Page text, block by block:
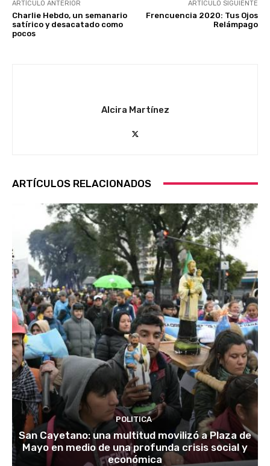
ARTÍCULO ANTERIOR
Charlie Hebdo, un semanario
satírico y desacatado como
pocos
ARTÍCULO SIGUIENTE
Frencuencia 2020: Tus Ojos
Relámpago
Alcira Martínez
ARTÍCULOS RELACIONADOS
POLITICA
San Cayetano: una multitud movilizó a Plaza de
Mayo en medio de una profunda crisis social y
económica